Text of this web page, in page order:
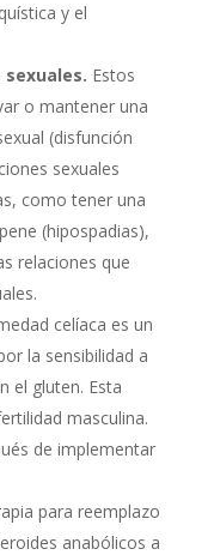
y el
Estos
o mantener una
(disfunción
sexuales
como tener una
(hipospadias),
relaciones que
celíaca es un
la sensibilidad a
el gluten. Esta
masculina.
de implementar
para reemplazo
anabólicos a